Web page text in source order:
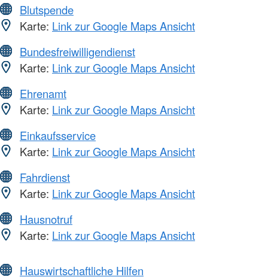
Blutspende
Karte: Link zur Google Maps Ansicht
Bundesfreiwilligendienst
Karte: Link zur Google Maps Ansicht
Ehrenamt
Karte: Link zur Google Maps Ansicht
Einkaufsservice
Karte: Link zur Google Maps Ansicht
Fahrdienst
Karte: Link zur Google Maps Ansicht
Hausnotruf
Karte: Link zur Google Maps Ansicht
Hauswirtschaftliche Hilfen